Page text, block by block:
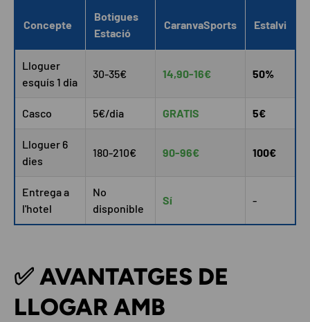
Concepte
Botigues
Estació
CaranvaSports Estalvi
Lloguer
esquís 1 dia
30-35€ 14,90-16€ 50%
Casco 5€/dia GRATIS 5€
Lloguer 6
dies
180-210€ 90-96€ 100€
Entrega a
l'hotel
No
disponible
Sí -
✅ AVANTATGES DE
LLOGAR AMB